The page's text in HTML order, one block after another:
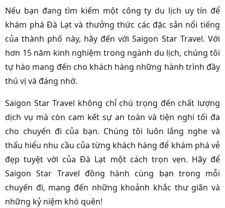
Nếu bạn đang tìm kiếm một công ty du lịch uy tín để
khám phá Đà Lạt và thưởng thức các đặc sản nổi tiếng
của thành phố này, hãy đến với Saigon Star Travel. Với
hơn 15 năm kinh nghiệm trong ngành du lịch, chúng tôi
tự hào mang đến cho khách hàng những hành trình đầy
thú vị và đáng nhớ.
Saigon Star Travel không chỉ chú trọng đến chất lượng
dịch vụ mà còn cam kết sự an toàn và tiện nghi tối đa
cho chuyến đi của bạn. Chúng tôi luôn lắng nghe và
thấu hiểu nhu cầu của từng khách hàng để khám phá vẻ
đẹp tuyệt vời của Đà Lạt một cách trọn vẹn. Hãy để
Saigon Star Travel đồng hành cùng bạn trong mỗi
chuyến đi, mang đến những khoảnh khắc thư giãn và
những kỷ niệm khó quên!